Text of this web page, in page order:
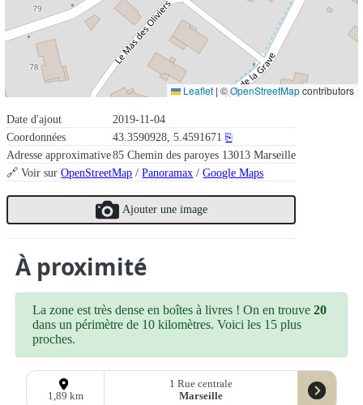
Date d'ajout
2019-11-04
Coordonnées
43.3590928, 5.4591671 ⎘
Adresse approximative85 Chemin des paroyes 13013 Marseille
🔗 Voir surOpenStreetMap /Panoramax /Google Maps
Ajouter une image
Leaflet | ©OpenStreetMapcontributors
À proximité
La zone est très dense en boîtes à livres ! On en trouve20
dans un périmètre de 10 kilomètres. Voici les 15 plus
proches.
1,89 km
1 Rue centrale
Marseille